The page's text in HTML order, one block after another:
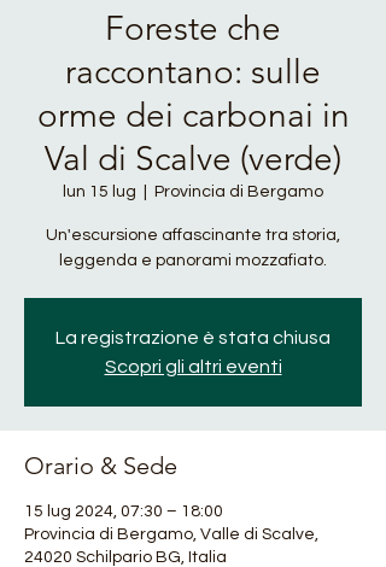
Foreste che
raccontano: sulle
orme dei carbonai in
Val di Scalve (verde)
lun 15 lug Provincia di Bergamo
Un'escursione affascinante tra storia,
leggenda e panorami mozzafiato.
La registrazione è stata chiusa
Scopri gli altri eventi
Orario & Sede
15 lug 2024, 07:30 – 18:00
Provincia di Bergamo, Valle di Scalve,
24020 Schilpario BG, Italia